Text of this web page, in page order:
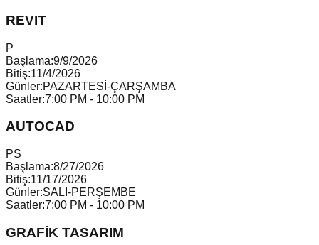
REVIT
P
Başlama:9/9/2026
Bitiş:11/4/2026
Günler:PAZARTESİ-ÇARŞAMBA
Saatler:7:00 PM - 10:00 PM
AUTOCAD
PS
Başlama:8/27/2026
Bitiş:11/17/2026
Günler:SALI-PERŞEMBE
Saatler:7:00 PM - 10:00 PM
GRAFİK TASARIM